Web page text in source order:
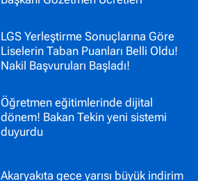
LGS Yerleştirme Sonuçlarına Göre
Liselerin Taban Puanları Belli Oldu!
Nakil Başvuruları Başladı!
Öğretmen eğitimlerinde dijital
dönem! Bakan Tekin yeni sistemi
duyurdu
Akaryakıta gece yarısı büyük indirim